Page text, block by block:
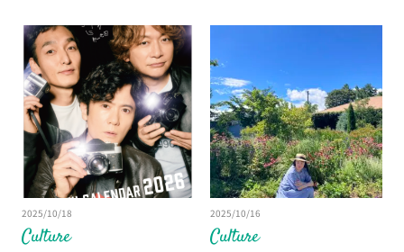
Culture
2025/10/18
Culture
2025/10/16